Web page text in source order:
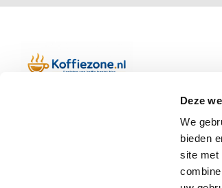
Deze
We
bieden
site met
Op werkdagen telefonisch bereikbaar